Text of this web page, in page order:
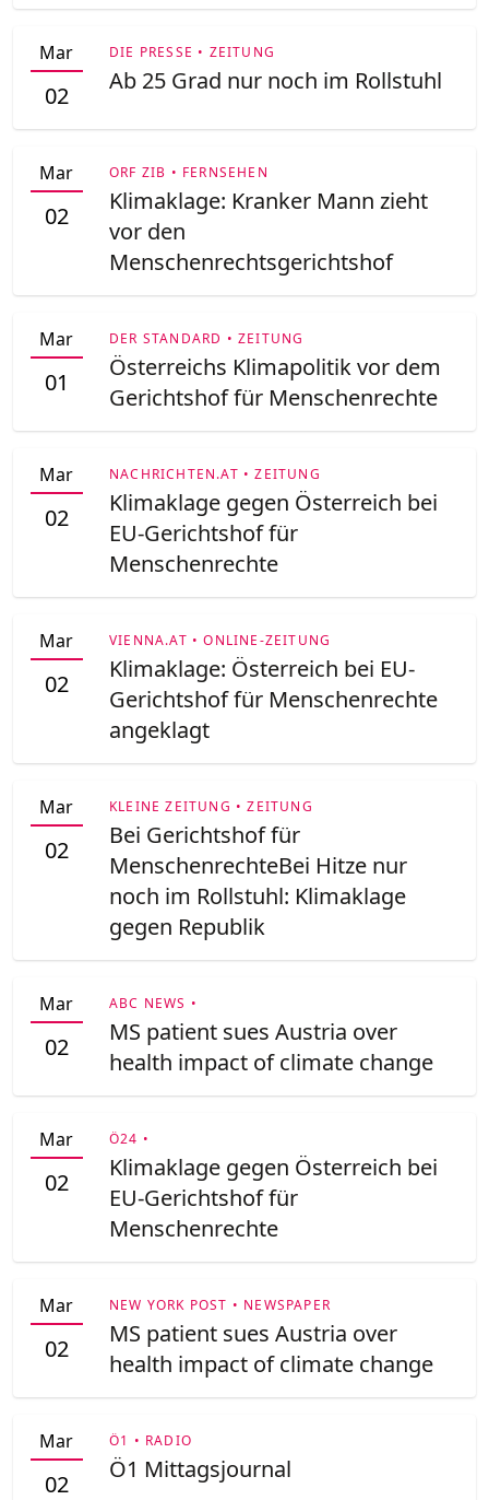
Mar
02
DIE PRESSE • ZEITUNG
Ab 25 Grad nur noch im Rollstuhl
Mar
02
ORF ZIB • FERNSEHEN
Klimaklage: Kranker Mann zieht
vor den
Menschenrechtsgerichtshof
Mar
01
DER STANDARD • ZEITUNG
Österreichs Klimapolitik vor dem
Gerichtshof für Menschenrechte
Mar
02
NACHRICHTEN.AT • ZEITUNG
Klimaklage gegen Österreich bei
EU-Gerichtshof für
Menschenrechte
Mar
02
VIENNA.AT • ONLINE-ZEITUNG
Klimaklage: Österreich bei EU-
Gerichtshof für Menschenrechte
angeklagt
Mar
02
KLEINE ZEITUNG • ZEITUNG
Bei Gerichtshof für
MenschenrechteBei Hitze nur
noch im Rollstuhl: Klimaklage
gegen Republik
Mar
02
ABC NEWS •
MS patient sues Austria over
health impact of climate change
Mar
02
Ö24 •
Klimaklage gegen Österreich bei
EU-Gerichtshof für
Menschenrechte
Mar
02
NEW YORK POST • NEWSPAPER
MS patient sues Austria over
health impact of climate change
Mar
02
Ö1 • RADIO
Ö1 Mittagsjournal